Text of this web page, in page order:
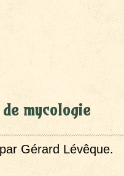
mycologie
par Gérard Lévêque.